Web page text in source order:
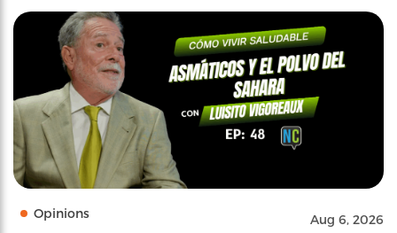
Opinions Aug 6, 2026